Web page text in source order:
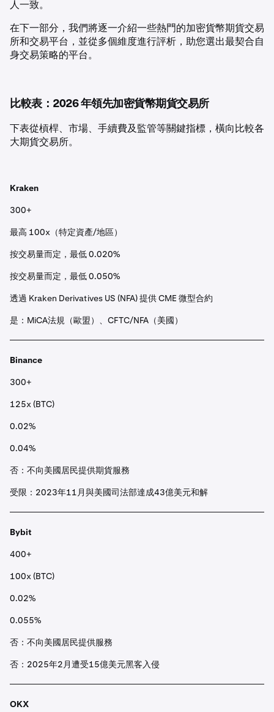
人一致。
在下一部分，我們將逐一介紹一些熱門的加密貨幣期貨交易
所和交易平台，並從多個維度進行評析，助您選出最契合自
身交易策略的平台。
比較表：2026 年領先加密貨幣期貨交易所
下表從槓桿、市場、手續費及監管等關鍵指標，橫向比較各
大期貨交易所。
Kraken
300+
最高 100x（特定資產/地區）
按交易量而定，最低 0.020%
按交易量而定，最低 0.050%
透過 Kraken Derivatives US (NFA) 提供 CME 微型合約
是：MiCA法規（歐盟）、CFTC/NFA（美國）
Binance
300+
125x (BTC)
0.02%
0.04%
否：不向美國居民提供期貨服務
受限：2023年11月與美國司法部達成43億美元和解
Bybit
400+
100x (BTC)
0.02%
0.055%
否：不向美國居民提供服務
否：2025年2月遭受15億美元黑客入侵
OKX